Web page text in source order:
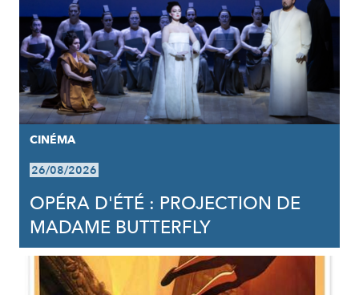
CINÉMA
26/08/2026
OPÉRA D'ÉTÉ : PROJECTION DE
MADAME BUTTERFLY